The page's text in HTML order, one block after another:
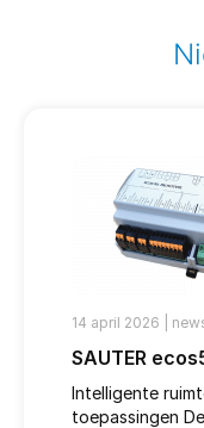
14 april 2026 |
SAUTER
Intelligente
toepassingen